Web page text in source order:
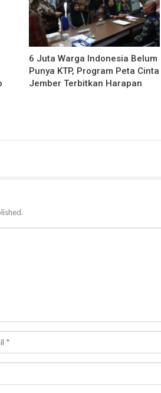
6 Juta Warga Indonesia Belum
Punya KTP, Program Peta Cinta
Jember Terbitkan Harapan